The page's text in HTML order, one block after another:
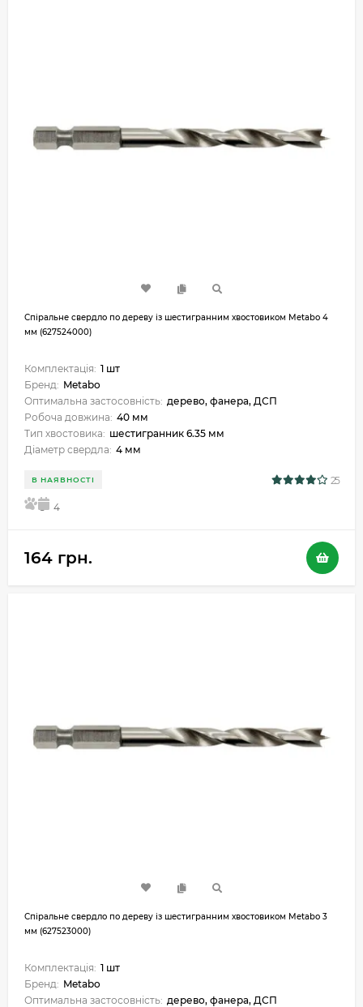
Спіральне свердло по дереву із шестигранним хвостовиком Metabo 4
мм (627524000)
Комплектація: 1 шт
Бренд: Metabo
Оптимальна застосовність: дерево, фанера, ДСП
Робоча довжина: 40 мм
Тип хвостовика: шестигранник 6.35 мм
Діаметр свердла: 4 мм
В НАЯВНОСТІ 25
5 4
164 грн.
Спіральне свердло по дереву із шестигранним хвостовиком Metabo 3
мм (627523000)
Комплектація: 1 шт
Бренд: Metabo
Оптимальна застосовність: дерево, фанера, ДСП